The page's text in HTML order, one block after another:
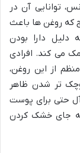
توانایی آن در
که روغن ها باعث
دارا بودن
می کند. افرادی
از این روغن،
تر شدن ظاهر
آل حتی برای پوست
جای خشک کردن